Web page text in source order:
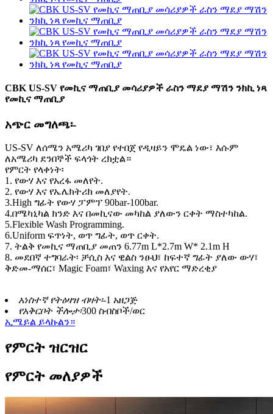
CBK US-SV የመኪና ማጠቢያ መሳሪያዎች ራስን ማደያ ማሽን ንክኪ ነጻ
የመኪና ማጠቢያ
አጭር መግለጫ፡-
US-SV ለሰሜን አሜሪካ ገበያ የተበጀ የዲዛይን ሞዴል ነው፣ እሱም
ለአሜሪካ ደንበኞች ፍላጎት ረክቷል።
የምርት የላቀነት፡
1. የውሃ እና የአረፋ መለየት.
2. የውሃ እና የኤሌክትሪክ መለያየት.
3.High ግፊት የውሃ ፓምፕ 90bar-100bar.
4.በሜካኒካል ክንድ እና በመኪናው መካከል ያለውን ርቀት ማስተካከል.
5.Flexible Wash Programming.
6.Uniform ፍጥነት, ወጥ ግፊት, ወጥ ርቀት.
7. ትልቅ የመኪና ማጠቢያ መጠን 6.77m L*2.7m W* 2.1m H
8. መደበኛ ተግባራት፡ ቻሲስ እና ዊልስ ንፁህ፣ ከፍተኛ ግፊት ያለው ውሃ፣
ቅድመ-ማሰር፣ Magic Foam፣ Waxing እና የአየር ማድረቂያ
አነስተኛ የትዕዛዝ ብዛት፡-1 አዘጋጅ
የአቅርቦት ችሎታ፡300 ስብስቦች/ወር
ኢሜይል ይላኩልን።
የምርት ዝርዝር
የምርት መለያዎች